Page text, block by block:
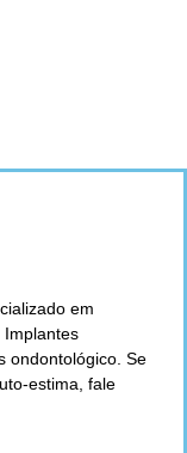
em
Implantes
ondontológico. Se
estima, fale